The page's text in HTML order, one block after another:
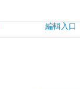
編輯入口